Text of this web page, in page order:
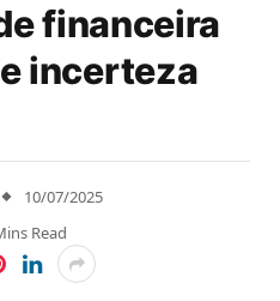
financeira
incerteza
10/07/2025
Read